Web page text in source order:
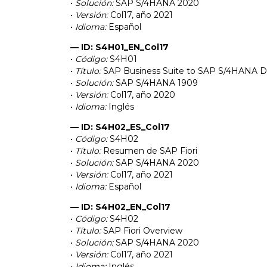
• Solución:SAP S/4HANA 2020
• Versión:Col17, año 2021
• Idioma:Español
— ID: S4H01_EN_Col17
• Código:S4H01
• Título:SAP Business Suite to SAP S/4HANA
• Solución:SAP S/4HANA 1909
• Versión:Col17, año 2020
• Idioma:Inglés
— ID: S4H02_ES_Col17
• Código:S4H02
• Título:Resumen de SAP Fiori
• Solución:SAP S/4HANA 2020
• Versión:Col17, año 2021
• Idioma:Español
— ID: S4H02_EN_Col17
• Código:S4H02
• Título:SAP Fiori Overview
• Solución:SAP S/4HANA 2020
• Versión:Col17, año 2021